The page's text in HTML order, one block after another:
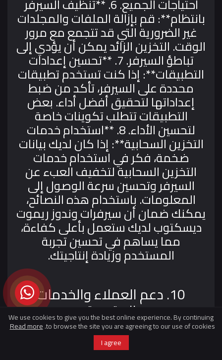
احتياجات الجميع. 6. **تنظيف السيرفر
بانتظام**: قم بإزالة الملفات والمجلدات
غير الضرورية التي قد تتجمع مع مرور
الوقت. التخزين الزائد يمكن أن يؤدي إلى
تباطؤ السيرفر. 7. **تحسين إعدادات
التطبيقات**: إذا كنت تستخدم تطبيقات
محددة على السيرفر، تأكد من ضبط
إعداداتها لتحقيق أفضل أداء. بعض
التطبيقات تتطلب تكوينات خاصة
لتحسين الأداء. 8. **استخدام خدمات
التخزين السحابية**: إذا كان لديك بيانات
ضخمة، فكر في استخدام خدمات
التخزين السحابية لتخفيف العبء عن
السيرفر وتحسين سرعة الوصول إلى
المعلومات. باستخدام هذه النصائح،
يمكنك ضمان أن سيرفرات وندوز ريموت
ديسكتوب لديك ستعمل بأعلى كفاءة،
مما يساهم في تحسين تجربة
المستخدم وزيادة إنتاجيتك.
10. دعم العملاء والخدمات
المقدمة
### 10. دعم العملاء والخدمات
We use cookies to give you the best online experience. By continuing
to browse the site you are agreeing to our use of cookies.
Read more
I agree